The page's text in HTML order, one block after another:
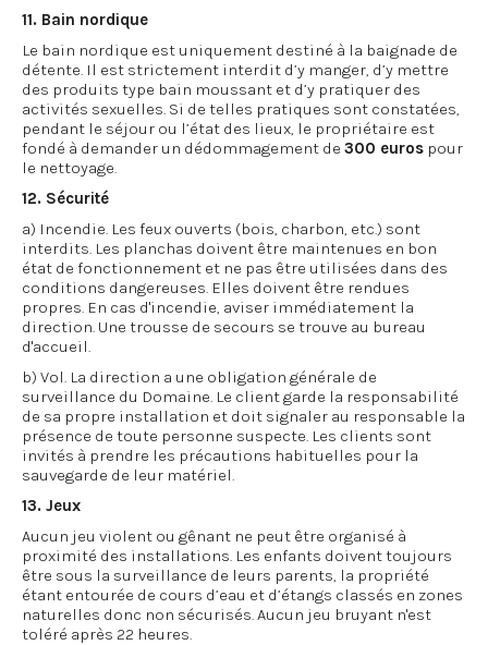
11. Bain nordique
Le bain nordique est uniquement destiné à la baignade de
détente. Il est strictement interdit d’y manger, d’y mettre
des produits type bain moussant et d’y pratiquer des
activités sexuelles. Si de telles pratiques sont constatées,
pendant le séjour ou l’état des lieux, le propriétaire est
fondé à demander un dédommagement de 300 euros pour
le nettoyage.
12. Sécurité
a) Incendie. Les feux ouverts (bois, charbon, etc.) sont
interdits. Les planchas doivent être maintenues en bon
état de fonctionnement et ne pas être utilisées dans des
conditions dangereuses. Elles doivent être rendues
propres. En cas d'incendie, aviser immédiatement la
direction. Une trousse de secours se trouve au bureau
d'accueil.
b) Vol. La direction a une obligation générale de
surveillance du Domaine. Le client garde la responsabilité
de sa propre installation et doit signaler au responsable la
présence de toute personne suspecte. Les clients sont
invités à prendre les précautions habituelles pour la
sauvegarde de leur matériel.
13. Jeux
Aucun jeu violent ou gênant ne peut être organisé à
proximité des installations. Les enfants doivent toujours
être sous la surveillance de leurs parents, la propriété
étant entourée de cours d’eau et d’étangs classés en zones
naturelles donc non sécurisés. Aucun jeu bruyant n'est
toléré après 22 heures.